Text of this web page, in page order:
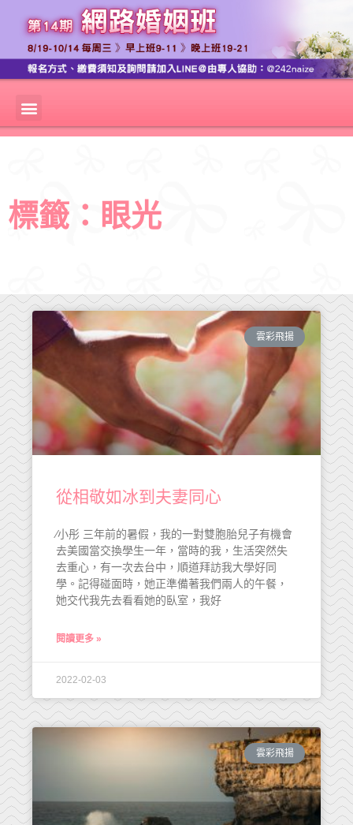
標籤：眼光
雲彩飛揚
從相敬如冰到夫妻同心
∕小彤 三年前的暑假，我的一對雙胞胎兒子有機會
去美國當交換學生一年，當時的我，生活突然失
去重心，有一次去台中，順道拜訪我大學好同
學。記得碰面時，她正準備著我們兩人的午餐，
她交代我先去看看她的臥室，我好
閱讀更多 »
2022-02-03
雲彩飛揚